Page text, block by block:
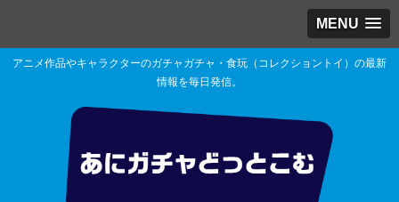
MENU
アニメ作品やキャラクターのガチャガチャ・食玩（コレクショントイ）の最新
情報を毎日発信。